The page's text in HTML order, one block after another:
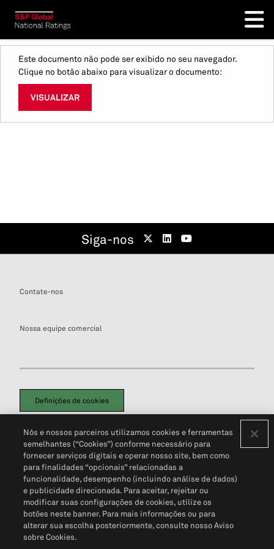
Este documento não pode ser exibido no seu navegador.
Clique no botão abaixo para visualizar o documento:
VISUALIZAR
Siga-nos
Contate-nos
Nossa equipe comercial
Definições de cookies
Política de PrivacidadePortal de privacidade do cliente (em inglês)
Não Venda Minhas Informações Pessoais© 2026 S&P Global
Nós e nossos parceiros utilizamos cookies e ferramentas
semelhantes (“Cookies”) conforme necessário para
fornecer serviços digitais e operar nosso site, bem como
para finalidades “opcionais” relacionadas a
funcionalidade, desempenho (incluindo análise de dados)
e publicidade direcionada. Para aceitar, rejeitar ou
modificar suas configurações de cookies, utilize os
botões neste banner. Para mais informações ou para
alterar sua escolha posteriormente, consulte nosso Aviso
sobre Cookies.